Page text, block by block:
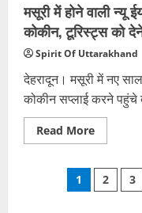
मसूरी में होने वाली न्‍यू
कोकीन, टूरिस्‍ट्स को
Spirit Of Uttarakhand
देहरादून। मसूरी में नए
कोकीन सप्लाई करने पहुंचे
Read MoreRead
more
होने
वाली
Posts
1 2 3